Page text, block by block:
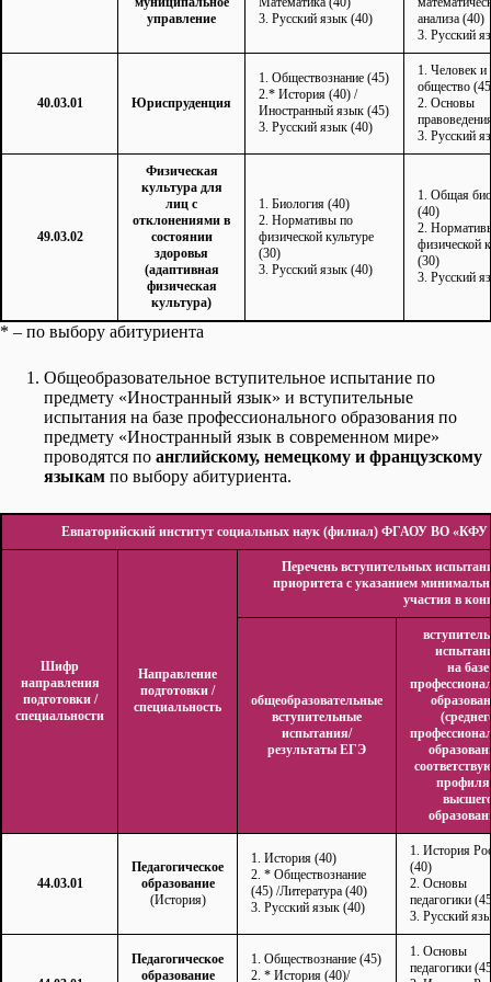
управление
3. Русский язык (40)
анализа (40)
3. Русский
40.03.01 Юриспруденция
1. Обществознание (45)
2.* История (40) /
Иностранный язык (45)
3. Русский язык (40)
1. Человек и
общество
2. Основы
3. Русский
49.03.02
Физическая
культура для
лиц с
отклонениями в
состоянии
здоровья
(адаптивная
физическая
культура)
1. Биология (40)
2. Нормативы по
физической культуре
(30)
3. Русский язык (40)
1. Общая
(40)
2.
физической
(30)
3. Русский
* – по выбору абитуриента
Общеобразовательное вступительное испытание по
предмету «Иностранный язык» и вступительные
испытания на базе профессионального образования по
предмету «Иностранный язык в современном мире»
проводятся по английскому, немецкому и французскому
языкам по выбору абитуриента.
Евпаторийский институт социальных наук (филиал) ФГАОУ ВО «КФУ
Шифр
направления
подготовки /
специальности
Направление
подготовки /
специальность
Перечень вступительных
приоритета с указанием
участия в
общеобразовательные
вступительные
испытания/
результаты ЕГЭ
на базе
44.03.01
Педагогическое
образование
(История)
1. История (40)
2. * Обществознание
(45) /Литература (40)
3. Русский язык (40)
1. История
(40)
2. Основы
педагогики
3. Русский
Педагогическое
образование
1. Обществознание (45)
2. * История (40)/
1. Основы
педагогики